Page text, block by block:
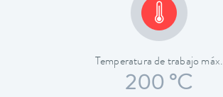
Temperatura de trabajo máx.
200 °C